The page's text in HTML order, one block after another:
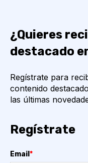
¿Quieres
destacado
Regístrate para
contenido
las últimas
Regístrate
Email *